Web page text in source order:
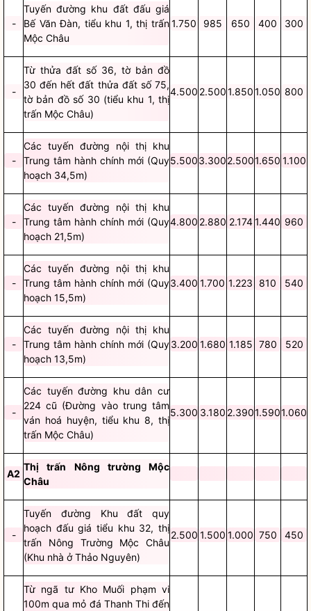
-
Tuyến đường khu đất đấu giá
Bế Văn Đàn, tiểu khu 1, thị trấn
Mộc Châu
1.750 985 650 400 300
-
Từ thửa đất số 36, tờ bản đồ
30 đến hết đất thửa đất số 75,
tờ bản đồ số 30 (tiểu khu 1, thị
trấn Mộc Châu)
4.500 2.5001.8501.050 800
-
Các tuyến đường nội thị khu
Trung tâm hành chính mới (Quy
hoạch 34,5m)
5.5003.3002.5001.650 1.100
-
Các tuyến đường nội thị khu
Trung tâm hành chính mới (Quy
hoạch 21,5m)
4.800 2.880 2.174 1.440 960
-
Các tuyến đường nội thị khu
Trung tâm hành chính mới (Quy
hoạch 15,5m)
3.400 1.700 1.223 810 540
-
Các tuyến đường nội thị khu
Trung tâm hành chính mới (Quy
hoạch 13,5m)
3.200 1.680 1.185 780 520
-
Các tuyến đường khu dân cư
224 cũ (Đường vào trung tâm
ván hoá huyện, tiểu khu 8, thị
trấn Mộc Châu)
5.300 3.180 2.3901.5901.060
A2
Thị trấn Nông trường Mộc
Châu
-
Tuyến đường Khu đất quy
hoạch đấu giá tiểu khu 32, thị
trấn Nông Trường Mộc Châu
(Khu nhà ở Thảo Nguyên)
2.500 1.500 1.000 750 450
Từ ngã tư Kho Muối phạm vi
100m qua mỏ đá Thanh Thi đến